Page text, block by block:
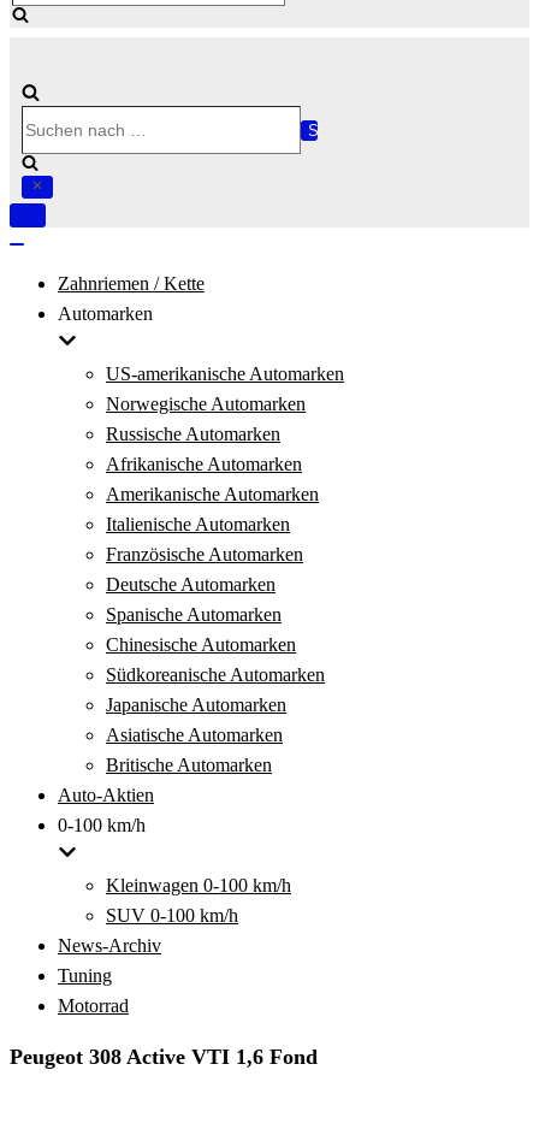
nach …
Navigation
Zahnriemen / Kette
Automarken
US-amerikanische Automarken
Norwegische Automarken
Russische Automarken
Afrikanische Automarken
Amerikanische Automarken
Italienische Automarken
Französische Automarken
Deutsche Automarken
Spanische Automarken
Chinesische Automarken
Südkoreanische Automarken
Japanische Automarken
Asiatische Automarken
Britische Automarken
Auto-Aktien
0-100 km/h
Kleinwagen 0-100 km/h
SUV 0-100 km/h
News-Archiv
Tuning
Motorrad
Peugeot 308 Active VTI 1,6 Fond